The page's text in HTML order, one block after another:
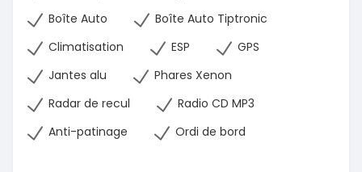
Boîte Auto
Boîte Auto Tiptronic
Climatisation
ESP
GPS
Jantes alu
Phares Xenon
Radar de recul
Radio CD MP3
Anti-patinage
Ordi de bord